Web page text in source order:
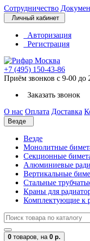
Сотрудничество
Личный кабинет
Авторизация
Регистрация
+7 (495) 150-43-86
Приём звонков с 9-00 до
Заказать звонок
О нас Оплата Доставка
Везде
Везде
Монолитные
Секционные
Алюминиевые
Вертикальные
Стальные
Краны для
Комплектующие к
0 товаров, на 0 р.